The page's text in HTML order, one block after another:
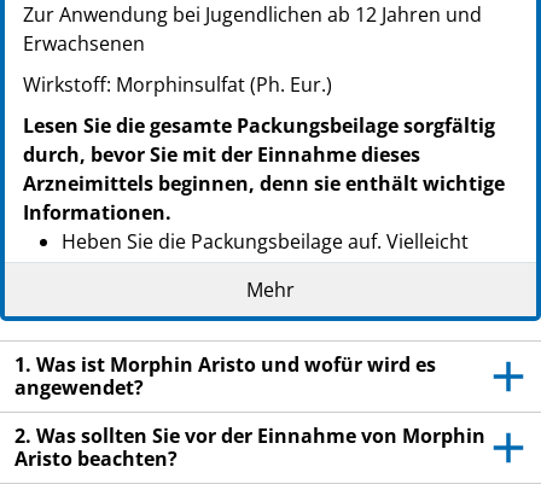
PZN: 14405309
PPN: 111440530941
Zur Anwendung bei Jugendlichen ab 12 Jahren und
Erwachsenen
Wirkstoff: Morphinsulfat (Ph. Eur.)
Lesen Sie die gesamte Packungsbeilage sorgfältig
durch, bevor Sie mit der Einnahme dieses
Arzneimittels beginnen, denn sie enthält wichtige
Informationen.
Heben Sie die Packungsbeilage auf. Vielleicht
möchten Sie diese später nochmals lesen.
Wenn Sie weitere Fragen haben, wenden Sie sich
an Ihren Arzt oder Apotheker.
Dieses Arzneimittel wurde Ihnen persönlich
verschrieben. Geben Sie es nicht an Dritte weiter.
Es kann anderen Menschen schaden, auch wenn
diese die gleichen Beschwerden haben wie Sie.
Mehr
1. Was ist Morphin Aristo und wofür wird es
angewendet?
2. Was sollten Sie vor der Einnahme von Morphin
Aristo beachten?